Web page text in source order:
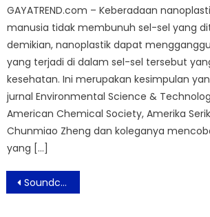
GAYATREND.com – Keberadaan
manusia tidak membunuh sel-sel yang
demikian, nanoplastik dapat
yang terjadi di dalam sel-sel tersebut
kesehatan. Ini merupakan kesimpulan
jurnal Environmental Science &
American Chemical Society, Amerika
Chunmiao Zheng dan koleganya
yang […]
Post
navigation
Soundcore Kenalkan Liberty 3 Lewat Sosmed